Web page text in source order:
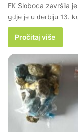
FK Sloboda završila
gdje je u derbiju 13.
Pročitaj više